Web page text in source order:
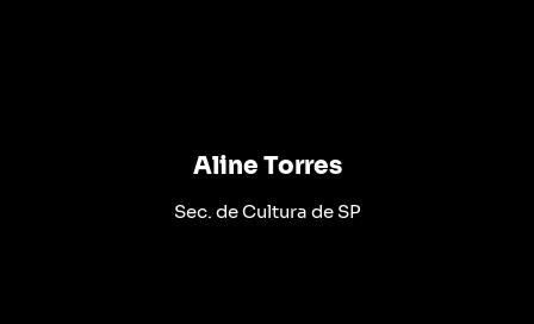
Aline Torres
Sec. de Cultura de SP